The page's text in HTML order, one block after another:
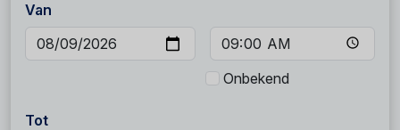
Van
Onbekend
Tot